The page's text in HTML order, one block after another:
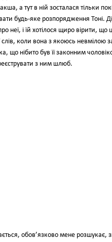
а тут в ній зосталася тільки
будь-яке розпорядження Тоні.
неї, і їй хотілося щиро вірити,
слів, коли вона з якоюсь невмілою
що нібито був її законним
з ним шлюб.
обов’язково мене